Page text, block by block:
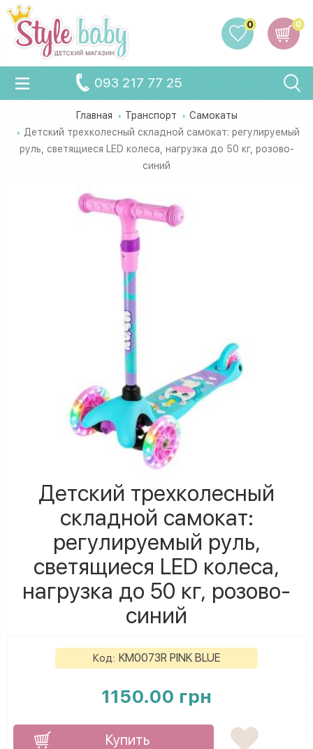
0
0
093 217 77 25
Главная Транспорт
Самокаты
Детский трехколесный складной самокат: регулируемый
руль, светящиеся LED колеса, нагрузка до 50 кг, розово-
синий
Детский трехколесный
складной самокат:
регулируемый руль,
светящиеся LED колеса,
нагрузка до 50 кг, розово-
синий
Код: KM0073R PINK BLUE
1150.00 грн
Купить